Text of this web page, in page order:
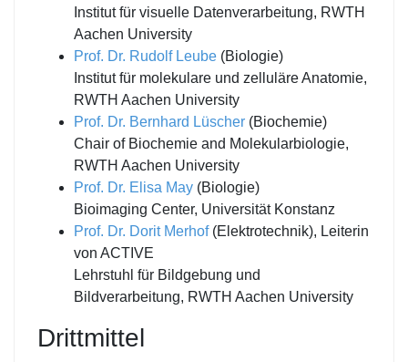
Institut für visuelle Datenverarbeitung, RWTH
Aachen University
Prof. Dr. Rudolf Leube (Biologie)
Institut für molekulare und zelluläre Anatomie,
RWTH Aachen University
Prof. Dr. Bernhard Lüscher (Biochemie)
Chair of Biochemie and Molekularbiologie,
RWTH Aachen University
Prof. Dr. Elisa May (Biologie)
Bioimaging Center, Universität Konstanz
Prof. Dr. Dorit Merhof(Elektrotechnik), Leiterin
von ACTIVE
Lehrstuhl für Bildgebung und
Bildverarbeitung, RWTH Aachen University
Drittmittel